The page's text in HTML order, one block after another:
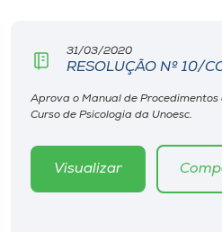
CPA
Biblioteca
Editora
31/03/2020
RESOLUÇÃO Nº 10/
Aprova o Manual de Procedimentos
Curso de Psicologia da Unoesc.
Visualizar